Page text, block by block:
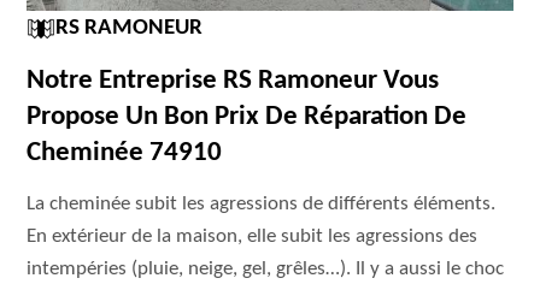
RS RAMONEUR
Notre Entreprise RS Ramoneur Vous
Propose Un Bon Prix De Réparation De
Cheminée 74910
La cheminée subit les agressions de différents éléments.
En extérieur de la maison, elle subit les agressions des
intempéries (pluie, neige, gel, grêles…). Il y a aussi le choc